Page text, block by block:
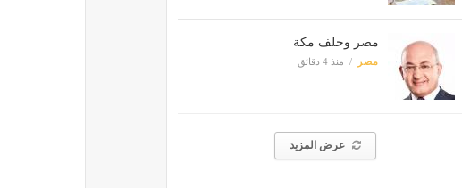
مصر وحلف مكة
مصر منذ 4 دقائق
عرض المزيد